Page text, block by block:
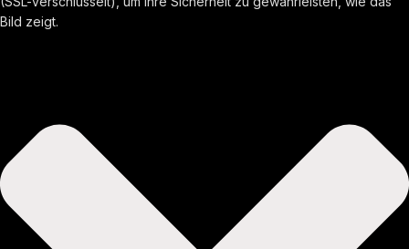
Bild zeigt.